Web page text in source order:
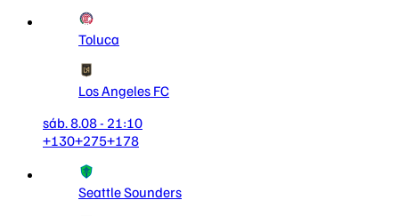
Toluca
Los Angeles FC
sáb. 8.08 - 21:10
+130+275+178
Seattle Sounders